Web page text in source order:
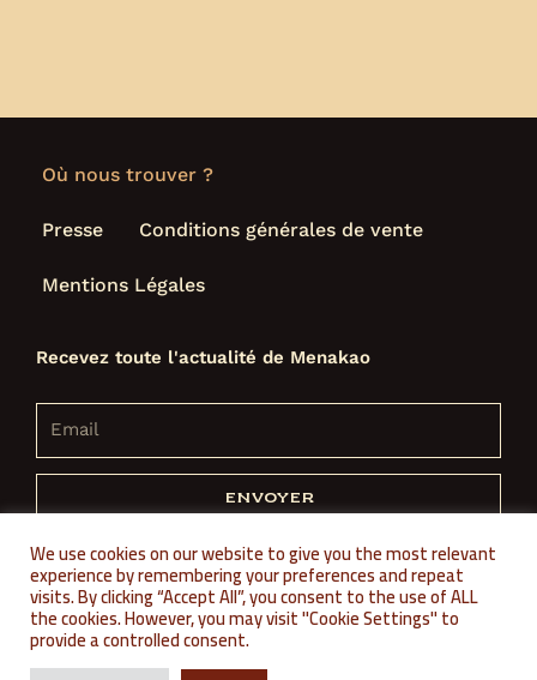
where to find
où nous
Où nous trouver ?
Presse Conditions générales de vente
Mentions Légales
Recevez toute l'actualité de Menakao
envoyer
Menakao © 2021 Tous droits réservés |by blackt
F I
We use cookies on our website to give you the most relevant
experience by remembering your preferences and repeat
visits. By clicking “Accept All”, you consent to the use of ALL
the cookies. However, you may visit "Cookie Settings" to
provide a controlled consent.